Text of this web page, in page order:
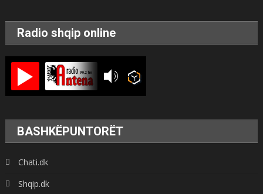
Radio shqip online
BASHKËPUNTORËT
Chati.dk
Shqip.dk